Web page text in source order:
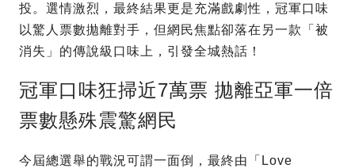
投。選情激烈，最終結果更是充滿戲劇性，冠軍口味
以驚人票數拋離對手，但網民焦點卻落在另一款「被
消失」的傳說級口味上，引發全城熱話！
冠軍口味狂掃近7萬票 拋離亞軍一倍
票數懸殊震驚網民
今屆總選舉的戰況可謂一面倒，最終由「Love